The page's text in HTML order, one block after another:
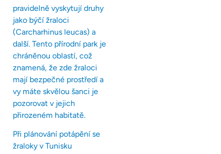
pravidelně vyskytují druhy
jako býčí žraloci
(Carcharhinus leucas) a
další. Tento přírodní park je
chráněnou oblastí, což
znamená, že zde žraloci
mají bezpečné prostředí a
vy máte skvělou šanci je
pozorovat v jejich
přirozeném habitatě.
Při plánování potápění se
žraloky v Tunisku